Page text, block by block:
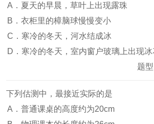
A．夏天的早晨，草叶上出现露珠
B．衣柜里的樟脑球慢慢变小
C．寒冷的冬天，河水结成冰
D．寒冷的冬天，室内窗户玻璃上出现冰
题型
下列估测中，最接近实际的是
A．普通课桌的高度约为20cm